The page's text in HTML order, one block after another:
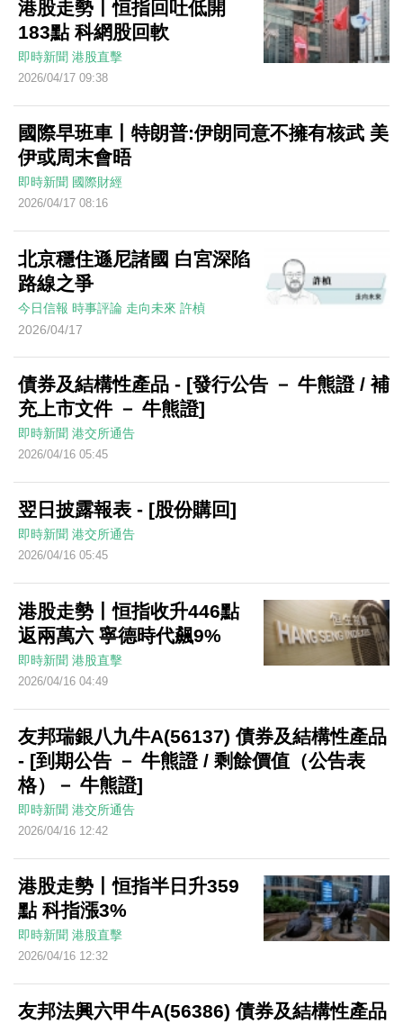
港股走勢丨恒指回吐低開
183點 科網股回軟
即時新聞 港股直擊
2026/04/17 09:38
國際早班車丨特朗普:伊朗同意不擁有核武 美
伊或周末會晤
即時新聞 國際財經
2026/04/17 08:16
北京穩住遜尼諸國 白宮深陷
路線之爭
今日信報 時事評論 走向未來 許楨
2026/04/17
債券及結構性產品 - [發行公告 － 牛熊證 / 補
充上市文件 － 牛熊證]
即時新聞 港交所通告
2026/04/16 05:45
翌日披露報表 - [股份購回]
即時新聞 港交所通告
2026/04/16 05:45
港股走勢丨恒指收升446點
返兩萬六 寧德時代飆9%
即時新聞 港股直擊
2026/04/16 04:49
友邦瑞銀八九牛A(56137) 債券及結構性產品
- [到期公告 － 牛熊證 / 剩餘價值（公告表
格）－ 牛熊證]
即時新聞 港交所通告
2026/04/16 12:42
港股走勢丨恒指半日升359
點 科指漲3%
即時新聞 港股直擊
2026/04/16 12:32
友邦法興六甲牛A(56386) 債券及結構性產品